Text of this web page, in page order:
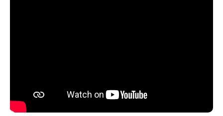
Nous découvrons très concrètement l’intelligence et
la malice de Marcel Pagnol, la franchise et le bon